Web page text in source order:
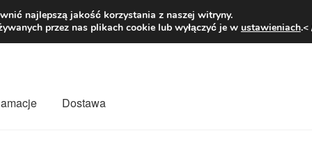
zł Pn.-pt.
Dostawa
najlepszą jakość korzystania z naszej witryny.
przez nas plikach cookie lub wyłączyć je w ustawieniach.<